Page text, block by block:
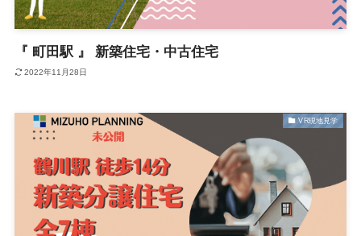
『 町田駅 』 新築住宅・中古住宅
2022年11月28日
VR現地見学